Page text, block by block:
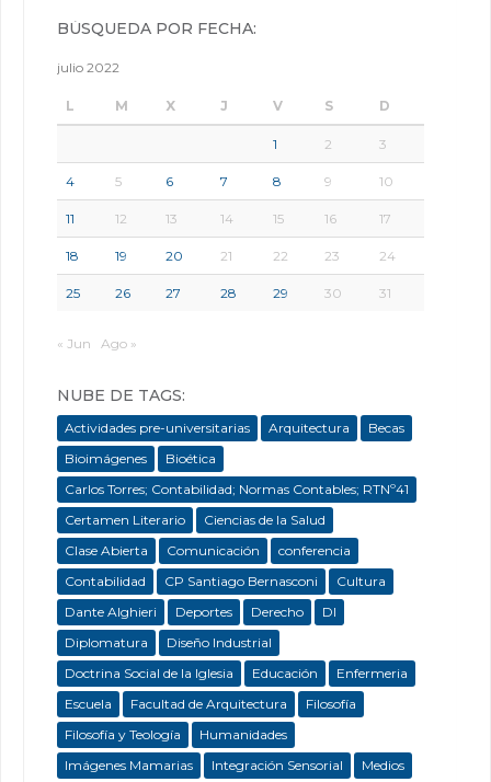
BÚSQUEDA POR FECHA:
julio 2022
L M X J V S D
1 2 3
4 5 6 7 8 9 10
11 12 13 14 15 16 17
18 19 20 21 22 23 24
25 26 27 28 29 30 31
« Jun Ago »
NUBE DE TAGS:
Actividades pre-universitarias Arquitectura
Becas
Bioimágenes
Bioética
Carlos Torres; Contabilidad; Normas Contables; RTNº41
Certamen Literario
Ciencias de la Salud
Clase Abierta
Comunicación
conferencia
Contabilidad
CP Santiago Bernasconi
Cultura
Dante Alghieri
Deportes Derecho
DI
Diplomatura
Diseño Industrial
Doctrina Social de la Iglesia
Educación
Enfermeria
Escuela
Facultad de Arquitectura
Filosofía
Filosofía y Teología
Humanidades
Imágenes Mamarias
Integración Sensorial
Medios